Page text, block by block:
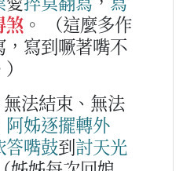
煞 。
（這麼多作
寫到噘著嘴不
法結束、無法
阿姊逐擺轉外
答嘴鼓到討天光